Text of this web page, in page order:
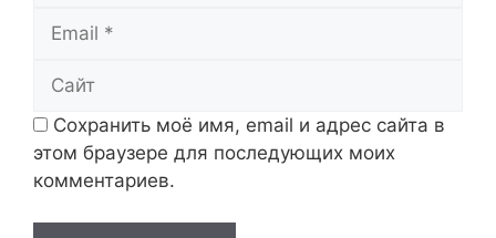
Сохранить моё имя, email и адрес сайта в
этом браузере для последующих моих
комментариев.